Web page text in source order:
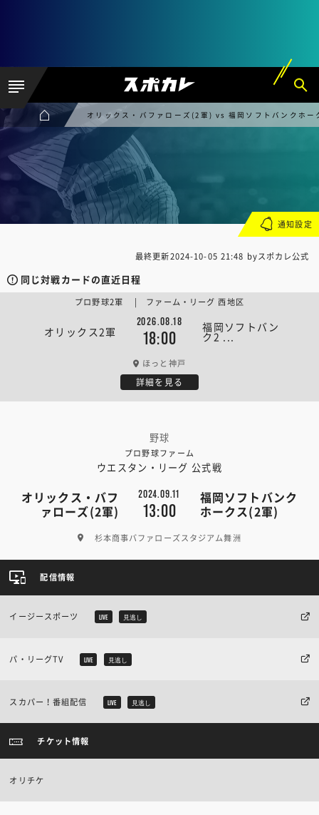
オリックス・バファローズ(2軍) vs 福岡ソフトバンクホ
最終更新2024-10-05 21:48 byスポカレ公式
同じ対戦カードの直近日程
オリックス2軍
2026.08.18
18:00
福岡ソフトバン
ク2 ...
プロ野球2軍 | ファーム・リーグ 西地区
ほっと神戸
詳細を見る
野球
プロ野球ファーム
ウエスタン・リーグ 公式戦
オリックス・バフ
ァローズ(2軍)
2024.09.11
13:00
福岡ソフトバンク
ホークス(2軍)
杉本商事バファローズスタジアム舞洲
通知設定
配信情報
イージースポーツ LIVE 見逃し
パ・リーグTV LIVE 見逃し
スカパー！番組配信 LIVE 見逃し
チケット情報
オリチケ